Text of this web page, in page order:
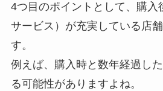
4つ目のポイントとして、購入
サービス）が充実している店
す。
例えば、購入時と数年経過し
る可能性がありますよね。